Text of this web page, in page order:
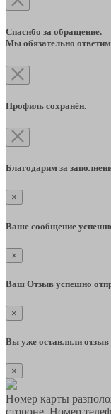
Спасибо за обращение.
Мы обязательно
Профиль сохранён.
Благодарим за
×
Ваше сообщение
×
Ваш Отзыв успешно
×
Вы уже оставляли отзыв
×
Номер карты